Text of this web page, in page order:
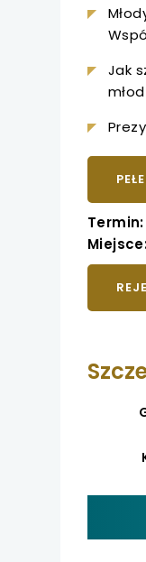
Jak
Termin: